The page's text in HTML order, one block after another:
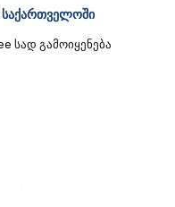
სად გამოიყენება